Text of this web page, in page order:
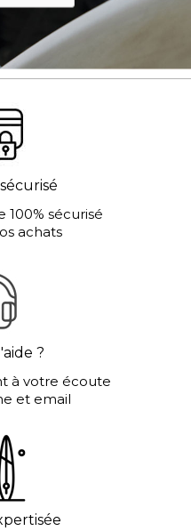
100% sécurisé
achats
?
à votre écoute
et email